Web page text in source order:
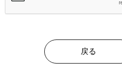
戻る